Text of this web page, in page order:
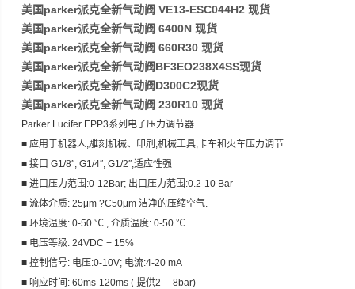
美国parker派克全新气动阀 VE13-ESC044H2 现货
美国parker派克全新气动阀 6400N 现货
美国parker派克全新气动阀 660R30 现货
美国parker派克全新气动阀BF3EO238X4SS现货
美国parker派克全新气动阀D300C2现货
美国parker派克全新气动阀 230R10 现货
Parker Lucifer EPP3系列电子压力调节器
■ 应用于机器人,雕刻机械、印刷,机械工具,卡车和火车压力调节
■ 接口 G1/8″, G1/4″, G1/2″,适应性强
■ 进口压力范围:0-12Bar; 出口压力范围:0.2-10 Bar
■ 流体介质: 25μm ?C50μm 洁净的压缩空气.
■ 环境温度: 0-50 ℃ , 介质温度: 0-50 ℃
■ 电压等级: 24VDC + 15%
■ 控制信号: 电压:0-10V; 电流:4-20 mA
■ 响应时间: 60ms-120ms ( 提供2― 8bar)